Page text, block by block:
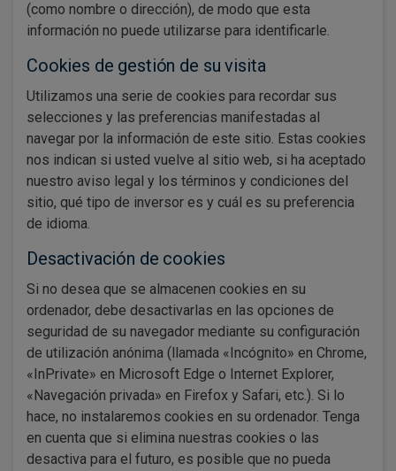
(como nombre o dirección), de modo que esta
información no puede utilizarse para identificarle.
Cookies de gestión de su visita
Utilizamos una serie de cookies para recordar sus
selecciones y las preferencias manifestadas al
navegar por la información de este sitio. Estas cookies
nos indican si usted vuelve al sitio web, si ha aceptado
nuestro aviso legal y los términos y condiciones del
sitio, qué tipo de inversor es y cuál es su preferencia
de idioma.
Desactivación de cookies
Si no desea que se almacenen cookies en su
ordenador, debe desactivarlas en las opciones de
seguridad de su navegador mediante su configuración
de utilización anónima (llamada «Incógnito» en Chrome,
«InPrivate» en Microsoft Edge o Internet Explorer,
«Navegación privada» en Firefox y Safari, etc.). Si lo
hace, no instalaremos cookies en su ordenador. Tenga
en cuenta que si elimina nuestras cookies o las
desactiva para el futuro, es posible que no pueda